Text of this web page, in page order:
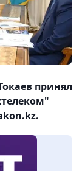
принял